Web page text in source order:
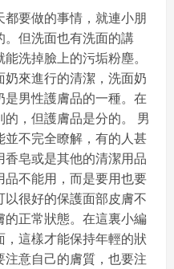
要做的事情，就連小朋
但洗面也有洗面的講
洗掉臉上的污垢粉塵。
來進行的清潔，洗面奶
男性護膚品的一種。在
，但護膚品是分的。 男
不完全瞭解，有的人甚
皂或是其他的清潔用品
不能用，而是要用也要
很好的保護面部皮膚不
正常狀態。在這裏小編
這樣才能保持年輕的狀
意自己的膚質，也要注